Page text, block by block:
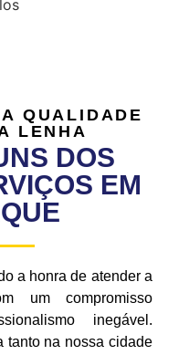
QUALIDADE
LENHA
DOS
EM
a honra de atender a
um compromisso
inegável.
tanto na nossa cidade